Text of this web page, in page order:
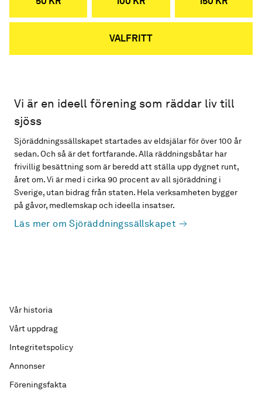
VALFRITT
Vi är en ideell förening som räddar liv till
sjöss
Sjöräddningssällskapet startades av eldsjälar för över 100 år
sedan. Och så är det fortfarande. Alla räddningsbåtar har
frivillig besättning som är beredd att ställa upp dygnet runt,
året om. Vi är med i cirka 90 procent av all sjöräddning i
Sverige, utan bidrag från staten. Hela verksamheten bygger
på gåvor, medlemskap och ideella insatser.
Läs mer om Sjöräddningssällskapet
Vår historia
Vårt uppdrag
Integritetspolicy
Annonser
Föreningsfakta